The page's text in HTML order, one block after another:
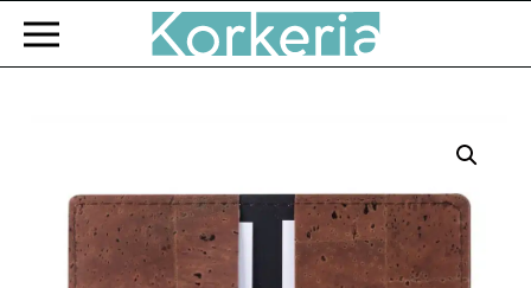
Zum Hauptinhalt springen